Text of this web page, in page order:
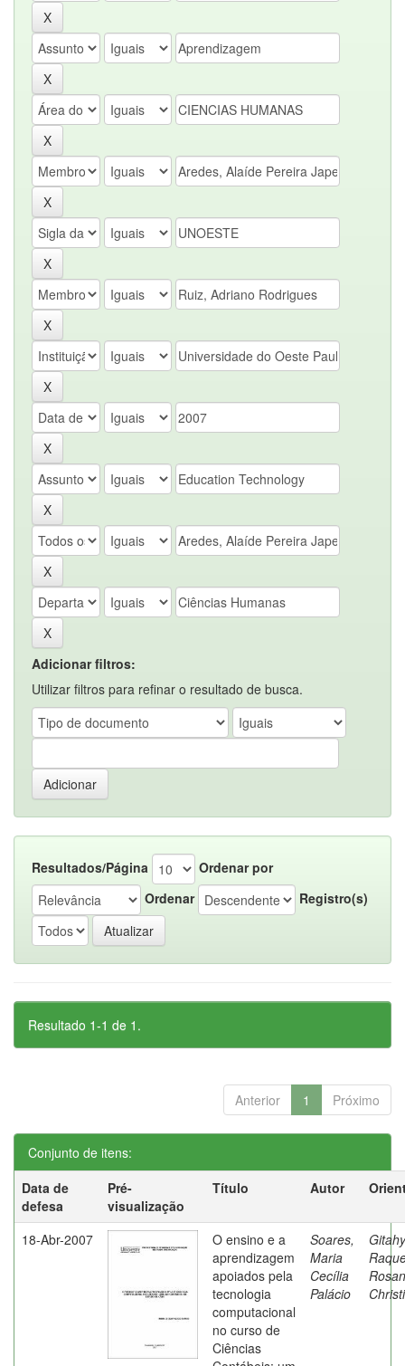
Adicionar filtros:
Utilizar filtros para refinar o resultado de busca.
Resultados/Página
Ordenar por
Ordenar
Registro(s)
Resultado 1-1 de 1.
Anterior 1 Próximo
Conjunto de itens:
Data de
defesa
Pré-
visualização
Título Autor
18-Abr-2007
O ensino e a
aprendizagem
apoiados pela
tecnologia
computacional
no curso de
Ciências
Soares,
Maria
Cecília
Palácio
Rosan